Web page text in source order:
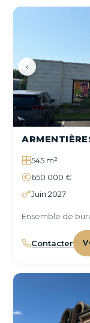
‹
545 m²
650 000 €
Juin 2027
Ensemble de
Contacter